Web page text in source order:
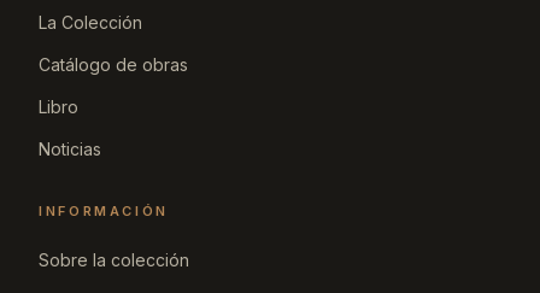
La Colección
Catálogo de obras
Libro
Noticias
INFORMACIÓN
Sobre la colección